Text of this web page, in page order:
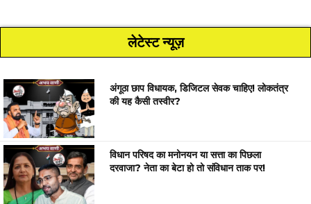
लेटेस्ट न्यूज़
अंगूठा छाप विधायक, डिजिटल सेवक चाहिए! लोकतंत्र
की यह कैसी तस्वीर?
विधान परिषद का मनोनयन या सत्ता का पिछला
दरवाजा? नेता का बेटा हो तो संविधान ताक पर!